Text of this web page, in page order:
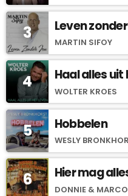
3 Leven
MARTIN SIFOY
4 Haal alles uit
WOLTER KROES
5 Hobbelen
WESLY
6 Hier mag
DONNIE &